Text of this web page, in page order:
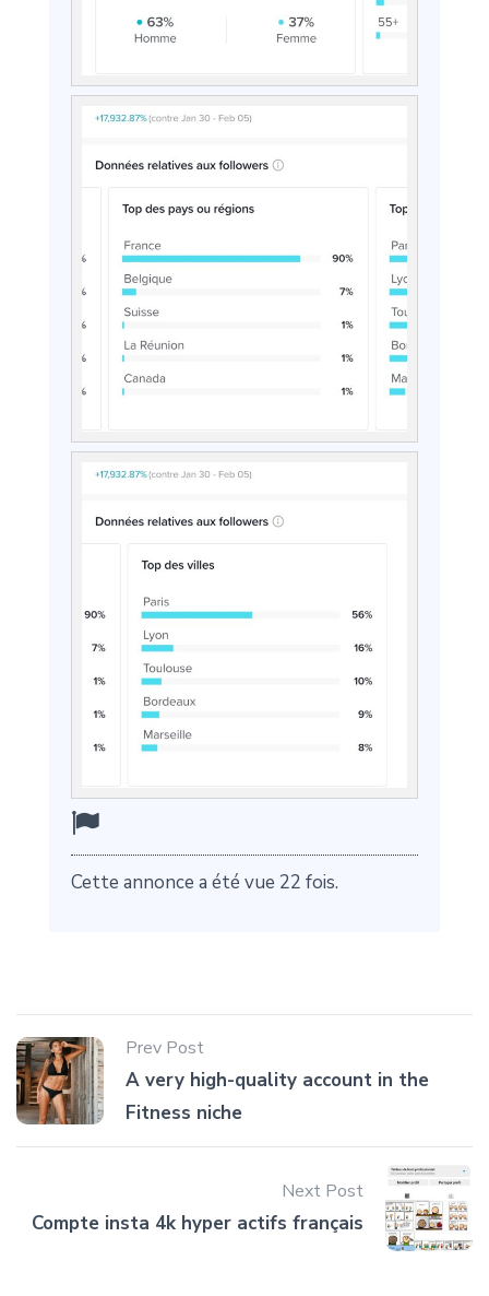
Cette annonce a été vue 22 fois.
Prev Post
A very high-quality account in the
Fitness niche
Next Post
Compte insta 4k hyper actifs français